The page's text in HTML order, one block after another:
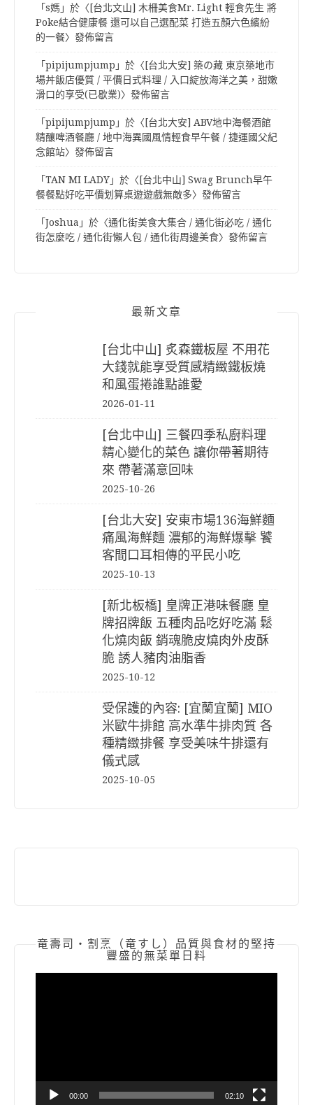
「s媽 」於〈 [台北文山] 木柵美食Mr. Light 輕食先生 將
Poke結合健康餐 還可以自己選配菜 打造五顏六色繽紛
的一餐〉發佈留言
「pipijumpjump 」於〈 [台北大安] 築の藏 東京築地市
場丼飯店優質 / 平價日式料理 / 入口綻放海洋之美，甜嫩
滑口的享受(已歇業)〉發佈留言
「pipijumpjump 」於〈 [台北大安] ABV地中海餐酒館
精釀啤酒餐廳 / 地中海異國風情輕食早午餐 / 捷運國父紀
念館站〉發佈留言
「TAN MI LADY」於〈 [台北中山] Swag Brunch早午
餐餐點好吃平價划算桌遊遊戲無敵多〉發佈留言
「Joshua 」於〈通化街美食大集合 / 通化街必吃 / 通化
街怎麼吃 / 通化街懶人包 / 通化街周邊美食〉發佈留言
最新文章
[台北中山] 炙森鐵板屋 不用花
大錢就能享受質感精緻鐵板燒
和風蛋捲誰點誰愛
2026-01-11
[台北中山] 三餐四季私廚料理
精心變化的菜色 讓你帶著期待
來 帶著滿意回味
2025-10-26
[台北大安] 安東市場136海鮮麵
痛風海鮮麵 濃郁的海鮮爆擊 饕
客間口耳相傳的平民小吃
2025-10-13
[新北板橋] 皇牌正港味餐廳 皇
牌招牌飯 五種肉品吃好吃滿 鬆
化燒肉飯 銷魂脆皮燒肉外皮酥
脆 誘人豬肉油脂香
2025-10-12
受保護的內容: [宜蘭宜蘭] MIO
米歐牛排館 高水準牛排肉質 各
種精緻排餐 享受美味牛排還有
儀式感
2025-10-05
竜壽司‧割烹（竜すし）品質與食材的堅持
豐盛的無菜單日料
00:00 02:10